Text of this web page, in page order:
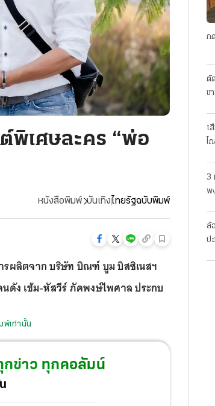
พิเศษละคร “พ่อ
หนังสือพิมพ์ บันเทิงไทยรัฐฉบับพิมพ์
รผลิตจาก บริษัท บิณฑ์ บูม บิสซิเนสฯ
ดัง เข้ม-หัสวีร์ ภัคพงษ์ไพศาล ประกบ
พ์เท่านั้น
กข่าว ทุกคอลัมน์
ก
ตั
ข
เ
ไ
3
พ
ล้
ป